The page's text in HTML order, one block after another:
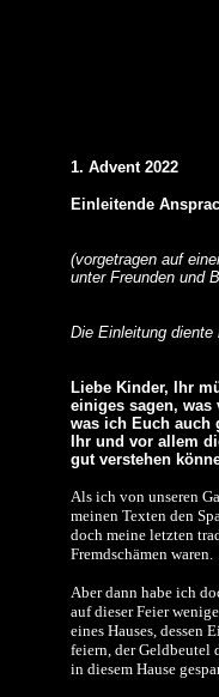
1. Advent 2022
Einleitende
(vorgetragen auf
unter Freunden und
Die Einleitung diente
Liebe Kinder, Ihr
einiges sagen, was
was ich Euch auch
Ihr und vor allem
gut verstehen
Als ich von unseren
meinen Texten den
doch meine letzten
Fremdschämen waren.
Aber dann habe ich
auf dieser Feier
eines Hauses, dessen
feiern, der Geldbeutel
in diesem Hause